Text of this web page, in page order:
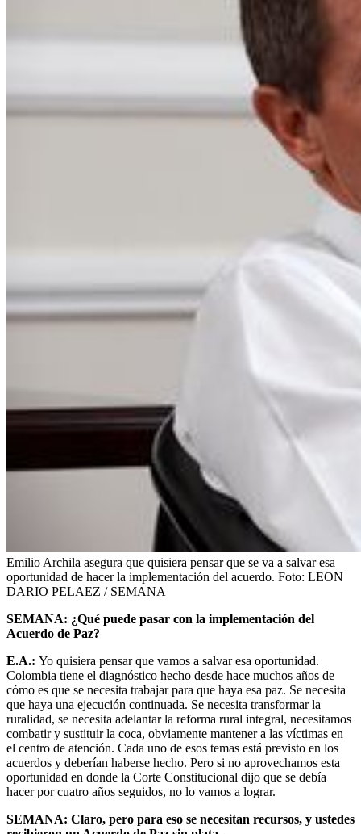
Emilio Archila asegura que quisiera pensar que se va a salvar esa
oportunidad de hacer la implementación del acuerdo. Foto: LEON
DARIO PELAEZ / SEMANA
SEMANA: ¿Qué puede pasar con la implementación del
Acuerdo de Paz?
E.A.: Yo quisiera pensar que vamos a salvar esa oportunidad.
Colombia tiene el diagnóstico hecho desde hace muchos años de
cómo es que se necesita trabajar para que haya esa paz. Se necesita
que haya una ejecución continuada. Se necesita transformar la
ruralidad, se necesita adelantar la reforma rural integral, necesitamos
combatir y sustituir la coca, obviamente mantener a las víctimas en
el centro de atención. Cada uno de esos temas está previsto en los
acuerdos y deberían haberse hecho. Pero si no aprovechamos esta
oportunidad en donde la Corte Constitucional dijo que se debía
hacer por cuatro años seguidos, no lo vamos a lograr.
SEMANA: Claro, pero para eso se necesitan recursos, y ustedes